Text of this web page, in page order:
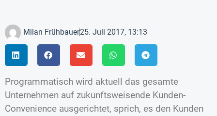
Milan Frühbauer25. Juli 2017, 13:13
Programmatisch wird aktuell das gesamte
Unternehmen auf zukunftsweisende Kunden-
Convenience ausgerichtet, sprich, es den Kunden